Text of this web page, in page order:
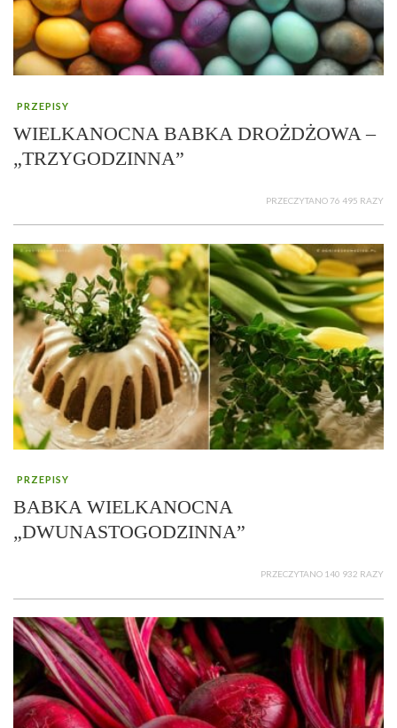
PRZEPISY
WIELKANOCNA BABKA DROŻDŻOWA –
„TRZYGODZINNA”
PRZECZYTANO 76 495 RAZY
PRZEPISY
BABKA WIELKANOCNA
„DWUNASTOGODZINNA”
PRZECZYTANO 140 932 RAZY